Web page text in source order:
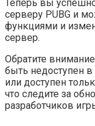
Теперь вы
серверу PUBG и
функциями и
сервер.
Обратите
быть недоступен
или доступен
что следите за
разработчиков